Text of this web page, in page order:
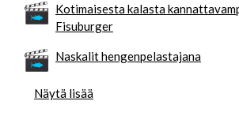
Kotimaisesta kalasta
Fisuburger
Naskalit hengenpelastajana
Näytä lisää